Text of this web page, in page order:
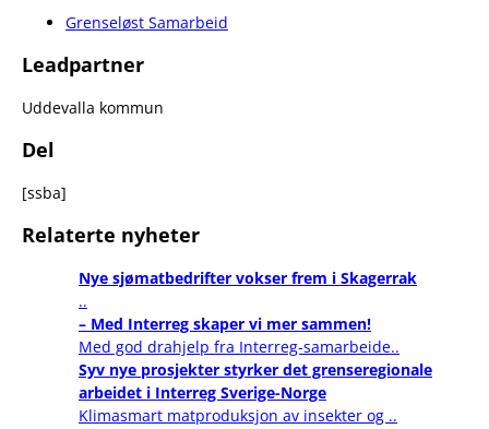
Grenseløst Samarbeid
Leadpartner
Uddevalla kommun
Del
[ssba]
Relaterte nyheter
Nye sjømatbedrifter vokser frem i Skagerrak
..
– Med Interreg skaper vi mer sammen!
Med god drahjelp fra Interreg-samarbeide..
Syv nye prosjekter styrker det grenseregionale
arbeidet i Interreg Sverige-Norge
Klimasmart matproduksjon av insekter og ..